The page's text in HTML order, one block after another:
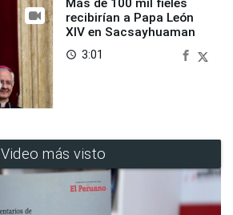
Más de 100 mil fieles
recibirían a Papa León
XIV en Sacsayhuaman
access_time 3:01
Video más visto